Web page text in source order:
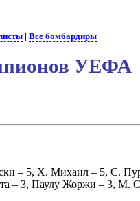
|Все бомбардиры |
УЕФА
– 5, Х. Михаил – 5, С.
– 3, Паулу Жоржи – 3, М.